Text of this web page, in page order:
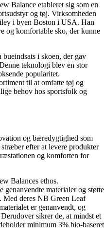
Balance etableret sig som en
og tøj. Virksomheden
i byen Boston i USA. Han
og komfortable sko, der kunne
i skoen, der gav
teknologi blev en stor
popularitet.
til at omfatte tøj og
behov hos sportsfolk og
og bæredygtighed som
efter at levere produkter
og komforten for
Balances ethos.
genanvendte materialer og støtte
Med deres NB Green Leaf
er genanvendt, og
sikrer de, at mindst et
minimum 3% bio-baseret